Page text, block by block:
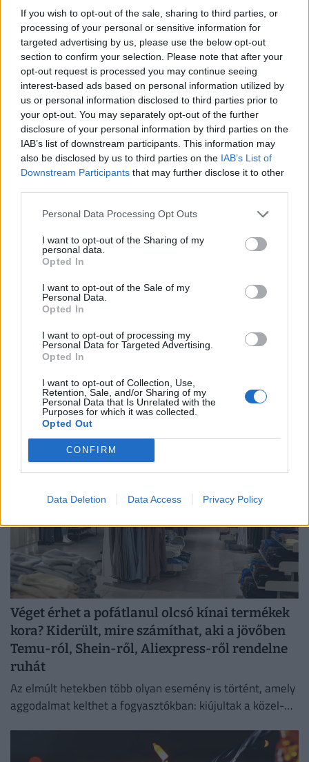
If you wish to opt-out of the sale, sharing to third parties, or
processing of your personal or sensitive information for
targeted advertising by us, please use the below opt-out
section to confirm your selection. Please note that after your
opt-out request is processed you may continue seeing
interest-based ads based on personal information utilized by
us or personal information disclosed to third parties prior to
your opt-out. You may separately opt-out of the further
disclosure of your personal information by third parties on the
IAB’s list of downstream participants. This information may
also be disclosed by us to third parties on the IAB’s List of
Downstream Participants that may further disclose it to other
Personal Data Processing Opt Outs
I want to opt-out of the Sharing of my
personal data.
Opted In
I want to opt-out of the Sale of my
Personal Data.
Opted In
I want to opt-out of processing my
Personal Data for Targeted Advertising.
Opted In
I want to opt-out of Collection, Use,
Retention, Sale, and/or Sharing of my
Personal Data that Is Unrelated with the
Purposes for which it was collected.
Opted Out
CONFIRM
Data Deletion Data Access Privacy Policy
Itt a bejelentés, sokak kedvenc áruháza tűnhet
el Magyarországról: megpecsételődött a hazai
Tesco sorsa?
Új szakaszba léphetett a Tesco közép-európai kivonulása,
miután a brit áruházlánc befektetési bankokat bízott meg
az értékesítés előkészítésével.
A pénztárcánkon is érezni fogjuk a brutális
A fogyasztóknak hamarosan a legtöbb alapvető
élelmiszer esetében magasabb árakkal kell számolniuk.
Véget érhet a pofátlanul olcsó kínai termékek
kora? Kiderült, mire számíthat, aki a jövőben
Temu-ról, Shein-ről, Aliexpress-ről rendelne
ruhát
Az elmúlt hetekben több olyan esemény is történt, amely
aggodalmat kelthet a fogyasztókban: kiújultak a közel-